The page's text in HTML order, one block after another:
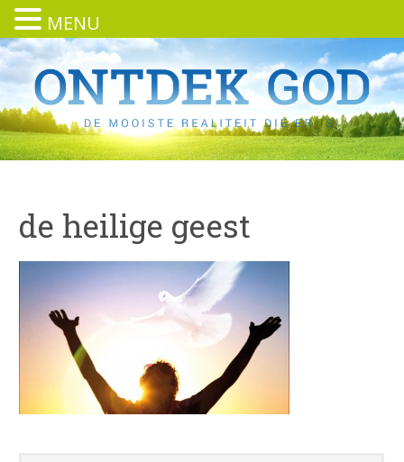
de heilige geest
MENU